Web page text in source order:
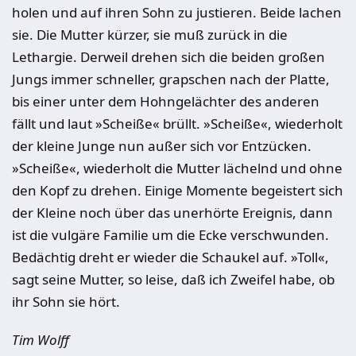
holen und auf ihren Sohn zu justieren. Beide lachen
sie. Die Mutter kürzer, sie muß zurück in die
Lethargie. Derweil drehen sich die beiden großen
Jungs immer schneller, grapschen nach der Platte,
bis einer unter dem Hohngelächter des anderen
fällt und laut »Scheiße« brüllt. »Scheiße«, wiederholt
der kleine Junge nun außer sich vor Entzücken.
»Scheiße«, wiederholt die Mutter lächelnd und ohne
den Kopf zu drehen. Einige Momente begeistert sich
der Kleine noch über das unerhörte Ereignis, dann
ist die vulgäre Familie um die Ecke verschwunden.
Bedächtig dreht er wieder die Schaukel auf. »Toll«,
sagt seine Mutter, so leise, daß ich Zweifel habe, ob
ihr Sohn sie hört.
Tim Wolff